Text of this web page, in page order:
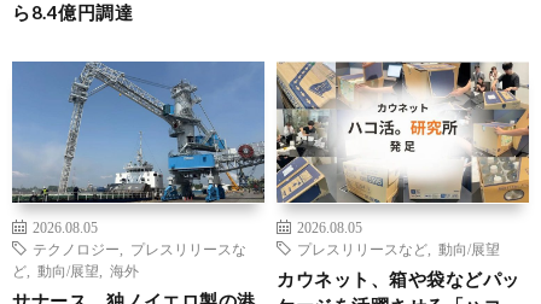
ら8.4億円調達
2026.08.05
テクノロジー
プレスリリースな
ど
動向/展望 海外
2026.08.05
プレスリリースなど
動向/展望
カウネット、箱や袋などパッ